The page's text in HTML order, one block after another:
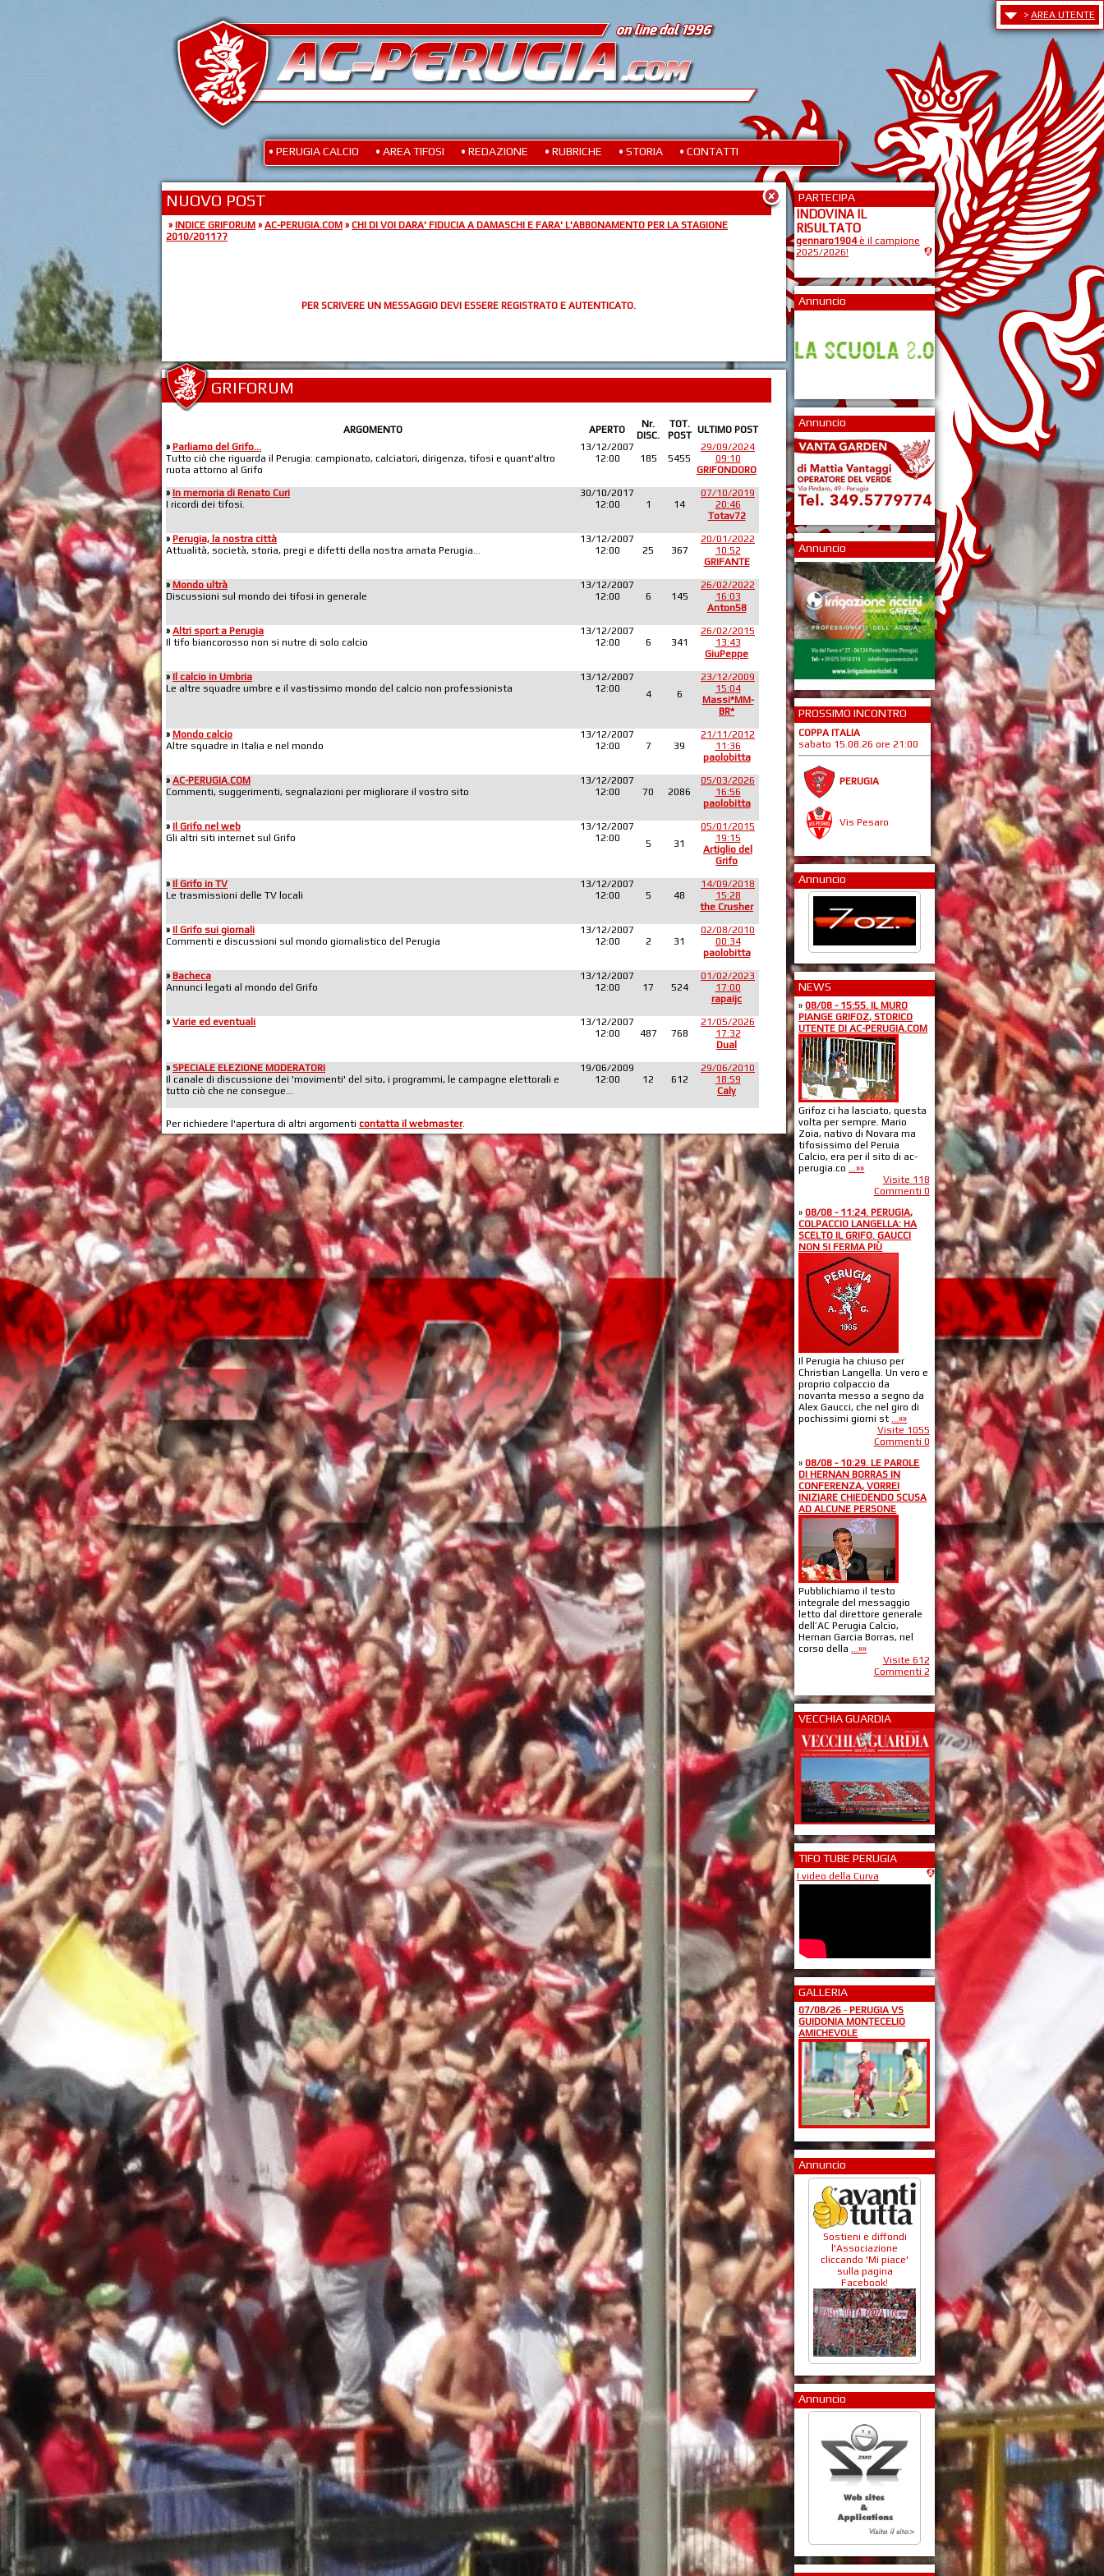
> AREA UTENTE
• PERUGIA CALCIO • AREA TIFOSI • REDAZIONE • RUBRICHE • STORIA • CONTATTI
NUOVO POST
» INDICE GRIFORUM » AC-PERUGIA.COM » CHI DI VOI DARA' FIDUCIA A DAMASCHI E FARA' L'ABBONAMENTO PER LA STAGIONE
2010/2011??
PER SCRIVERE UN MESSAGGIO DEVI ESSERE REGISTRATO E AUTENTICATO.
GRIFORUM
ARGOMENTO APERTO
Nr.
DISC.
TOT.
POST ULTIMO POST
» Parliamo del Grifo...
Tutto ciò che riguarda il Perugia: campionato, calciatori, dirigenza, tifosi e quant'altro
ruota attorno al Grifo
13/12/2007
12:00
185 5455
29/09/2024
09:10
GRIFONDORO
» In memoria di Renato Curi
I ricordi dei tifosi.
30/10/2017
12:00
1 14
07/10/2019
20:46
Totav72
» Perugia, la nostra città
Attualità, società, storia, pregi e difetti della nostra amata Perugia...
13/12/2007
12:00
25 367
20/01/2022
10:52
GRIFANTE
» Mondo ultrà
Discussioni sul mondo dei tifosi in generale
13/12/2007
12:00
6 145
26/02/2022
16:03
Anton58
» Altri sport a Perugia
Il tifo biancorosso non si nutre di solo calcio
13/12/2007
12:00
6 341
26/02/2015
13:43
GiuPeppe
» Il calcio in Umbria
Le altre squadre umbre e il vastissimo mondo del calcio non professionista
13/12/2007
12:00
4 6
23/12/2009
15:04
Massi*MM-
BR*
» Mondo calcio
Altre squadre in Italia e nel mondo
13/12/2007
12:00
7 39
21/11/2012
11:36
paolobitta
» AC-PERUGIA.COM
Commenti, suggerimenti, segnalazioni per migliorare il vostro sito
13/12/2007
12:00
70 2086
05/03/2026
16:56
paolobitta
» Il Grifo nel web
Gli altri siti internet sul Grifo
13/12/2007
12:00
5 31
05/01/2015
19:15
Artiglio del
Grifo
» Il Grifo in TV
Le trasmissioni delle TV locali
13/12/2007
12:00
5 48
14/09/2018
15:28
the Crusher
» Il Grifo sui giornali
Commenti e discussioni sul mondo giornalistico del Perugia
13/12/2007
12:00
2 31
02/08/2010
00:34
paolobitta
» Bacheca
Annunci legati al mondo del Grifo
13/12/2007
12:00
17 524
01/02/2023
17:00
rapaijc
» Varie ed eventuali
13/12/2007
12:00
487 768
21/05/2026
17:32
Dual
» SPECIALE ELEZIONE MODERATORI
Il canale di discussione dei 'movimenti' del sito, i programmi, le campagne elettorali e
tutto ciò che ne consegue...
19/06/2009
12:00
12 612
29/06/2010
18:59
Caly
Per richiedere l'apertura di altri argomenti contatta il webmaster.
PARTECIPA
INDOVINA IL
RISULTATO
gennaro1904è il campione
2025/2026!
Annuncio
Annuncio
Annuncio
PROSSIMO INCONTRO
COPPA ITALIA
sabato 15.08.26 ore 21:00
PERUGIA
Vis Pesaro
Annuncio
NEWS
»08/08 - 15:55. IL MURO
PIANGE GRIFOZ, STORICO
UTENTE DI AC-PERUGIA.COM
Grifoz ci ha lasciato, questa
volta per sempre. Mario
Zoia, nativo di Novara ma
tifosissimo del Peruia
Calcio, era per il sito di ac-
perugia.co
...»»
Visite 118
Commenti 0
»08/08 - 11:24. PERUGIA,
COLPACCIO LANGELLA: HA
SCELTO IL GRIFO. GAUCCI
NON SI FERMA PIÙ
Il Perugia ha chiuso per
Christian Langella. Un vero e
proprio colpaccio da
novanta messo a segno da
Alex Gaucci, che nel giro di
pochissimi giorni st
...»»
Visite 1055
Commenti 0
»08/08 - 10:29. LE PAROLE
DI HERNAN BORRAS IN
CONFERENZA, VORREI
INIZIARE CHIEDENDO SCUSA
AD ALCUNE PERSONE
Pubblichiamo il testo
integrale del messaggio
letto dal direttore generale
dell’AC Perugia Calcio,
Hernan Garcia Borras, nel
corso della
...»»
Visite 612
Commenti 2
VECCHIA GUARDIA
TIFO TUBE PERUGIA
I video della Curva
GALLERIA
07/08/26 - PERUGIA VS
GUIDONIA MONTECELIO
AMICHEVOLE
Annuncio
Sostieni e diffondi
l'Associazione
cliccando 'Mi piace'
sulla pagina
Facebook!
Annuncio